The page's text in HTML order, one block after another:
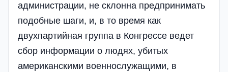
администрации, не склонна предпринимать
подобные шаги, и, в то время как
двухпартийная группа в Конгрессе ведет
сбор информации о людях, убитых
американскими военнослужащими, в